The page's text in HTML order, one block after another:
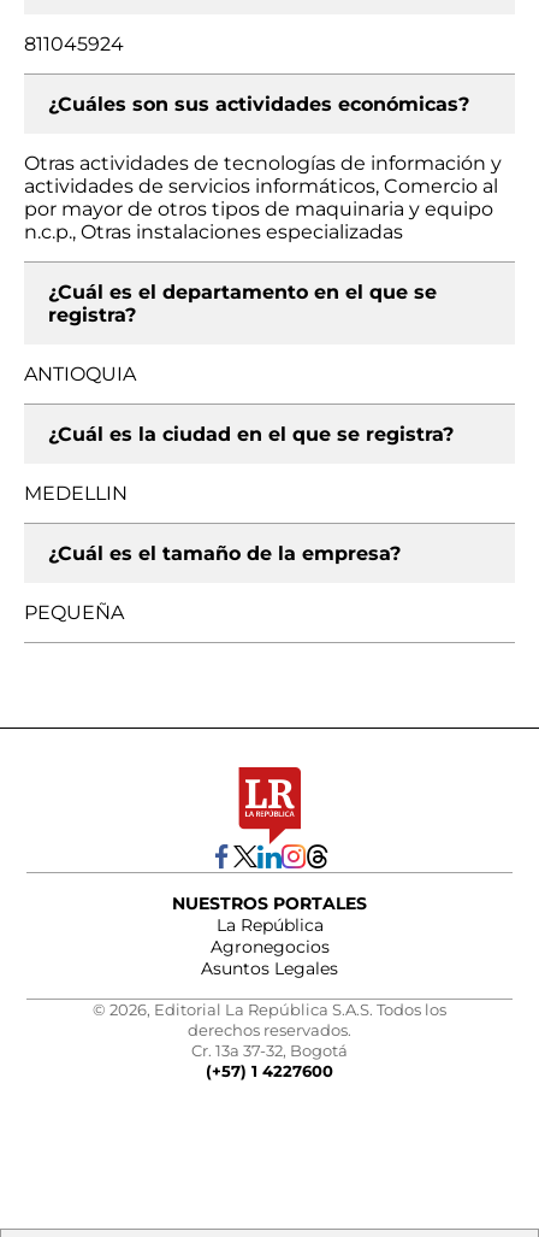
811045924
¿Cuáles son sus actividades económicas?
Otras actividades de tecnologías de información y
actividades de servicios informáticos, Comercio al
por mayor de otros tipos de maquinaria y equipo
n.c.p., Otras instalaciones especializadas
¿Cuál es el departamento en el que se
registra?
ANTIOQUIA
¿Cuál es la ciudad en el que se registra?
MEDELLIN
¿Cuál es el tamaño de la empresa?
PEQUEÑA
NUESTROS PORTALES
La República
Agronegocios
Asuntos Legales
© 2026, Editorial La República S.A.S. Todos los
derechos reservados.
Cr. 13a 37-32, Bogotá
(+57) 1 4227600